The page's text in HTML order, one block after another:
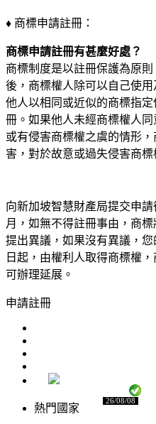
♦ 商標申請註冊：
商標申請註冊有甚麼好處？
商標制度是以註冊保護為原
後，商標權人除可以自己使
他人以相同或近似的商標指
冊。如果他人未經商標權人
或有侵害商標權之虞的情形
害，對於故意或過失侵害商
向新加坡智慧財產局提交申
月，如無不得註冊事由，商
提出異議，如果沒有異議，
日起，由權利人取得商標權
可辦理延展。
申請註冊
26/08/08
熱門國家